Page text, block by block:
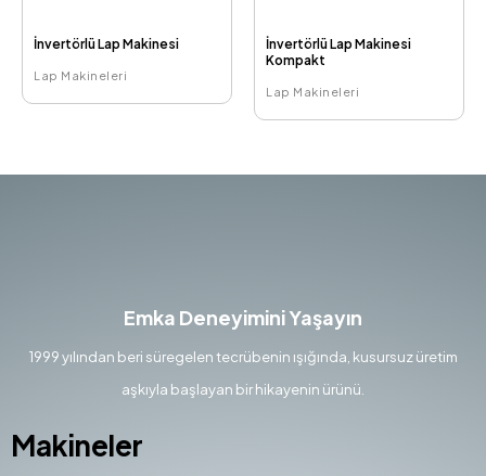
İnvertörlü Lap Makinesi
Lap Makineleri
İnvertörlü Lap Makinesi
Kompakt
Lap Makineleri
Emka Deneyimini Yaşayın
1999 yılından beri süregelen tecrübenin ışığında, kusursuz üretim
aşkıyla başlayan bir hikayenin ürünü.
Makineler